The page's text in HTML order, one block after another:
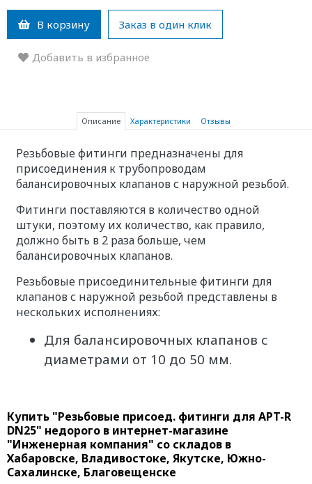
В корзину Заказ в один клик
Добавить в избранное
Описание Характеристики Отзывы
Резьбовые фитинги предназначены для
присоединения к трубопроводам
балансировочных клапанов с наружной резьбой.
Фитинги поставляются в количество одной
штуки, поэтому их количество, как правило,
должно быть в 2 раза больше, чем
балансировочных клапанов.
Резьбовые присоединительные фитинги для
клапанов с наружной резьбой представлены в
нескольких исполнениях:
Для балансировочных клапанов с
диаметрами от 10 до 50 мм.
Купить "Резьбовые присоед. фитинги для APT-R
DN25" недорого в интернет-магазине
"Инженерная компания" со складов в
Хабаровске, Владивостоке, Якутске, Южно-
Сахалинске, Благовещенске